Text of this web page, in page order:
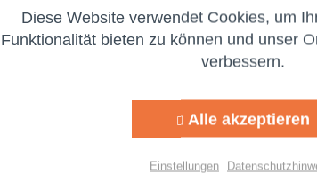
Marketing
Diese Website verwendet Cookies, um
Funktionalität bieten zu können und unser
verbessern.
Alle akzeptieren
Einstellungen